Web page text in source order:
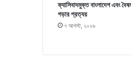
ফ্যাসিবাদমুক্ত বাংলাদেশ এবং
গড়ার প্রত্যয়
৭ আগস্ট, ২০২৬